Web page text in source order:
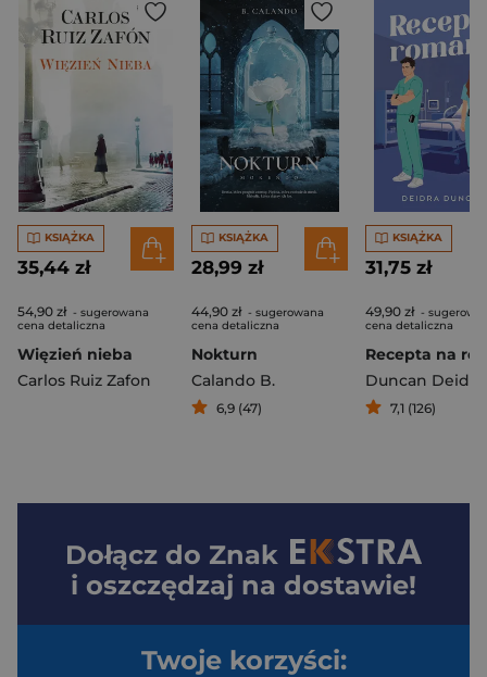
KSIĄŻKA
35,44 zł
54,90 zł - sugerowana
cena detaliczna
Więzień nieba
Carlos Ruiz Zafon
KSIĄŻKA
28,99 zł
44,90 zł - sugerowana
cena detaliczna
Nokturn
Calando B.
6,9 (47)
KSIĄŻKA
31,75 zł
49,90 zł -
cena detaliczna
Recepta na
Duncan Deidra
7,1 (126)
Dołącz do Znak
i oszczędzaj na dostawie!
Twoje korzyści: